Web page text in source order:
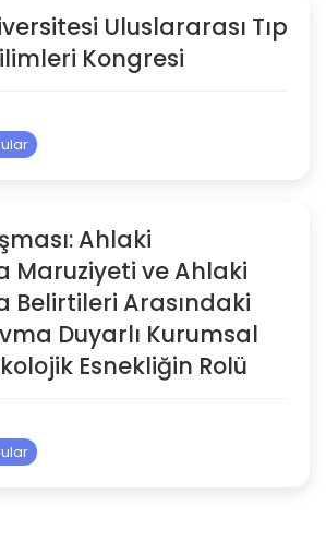
Uluslararası Tıp
Kongresi
Ahlaki
Maruziyeti ve Ahlaki
Belirtileri Arasındaki
Duyarlı Kurumsal
Esnekliğin Rolü